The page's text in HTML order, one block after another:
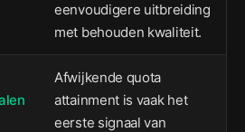
eenvoudigere uitbreiding
met behouden kwaliteit.
Afwijkende quota
attainment is vaak het
eerste signaal van